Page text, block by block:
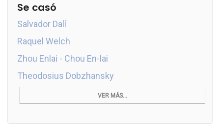
Se casó
Salvador Dalí
Raquel Welch
Zhou Enlai - Chou En-lai
Theodosius Dobzhansky
VER MÁS...